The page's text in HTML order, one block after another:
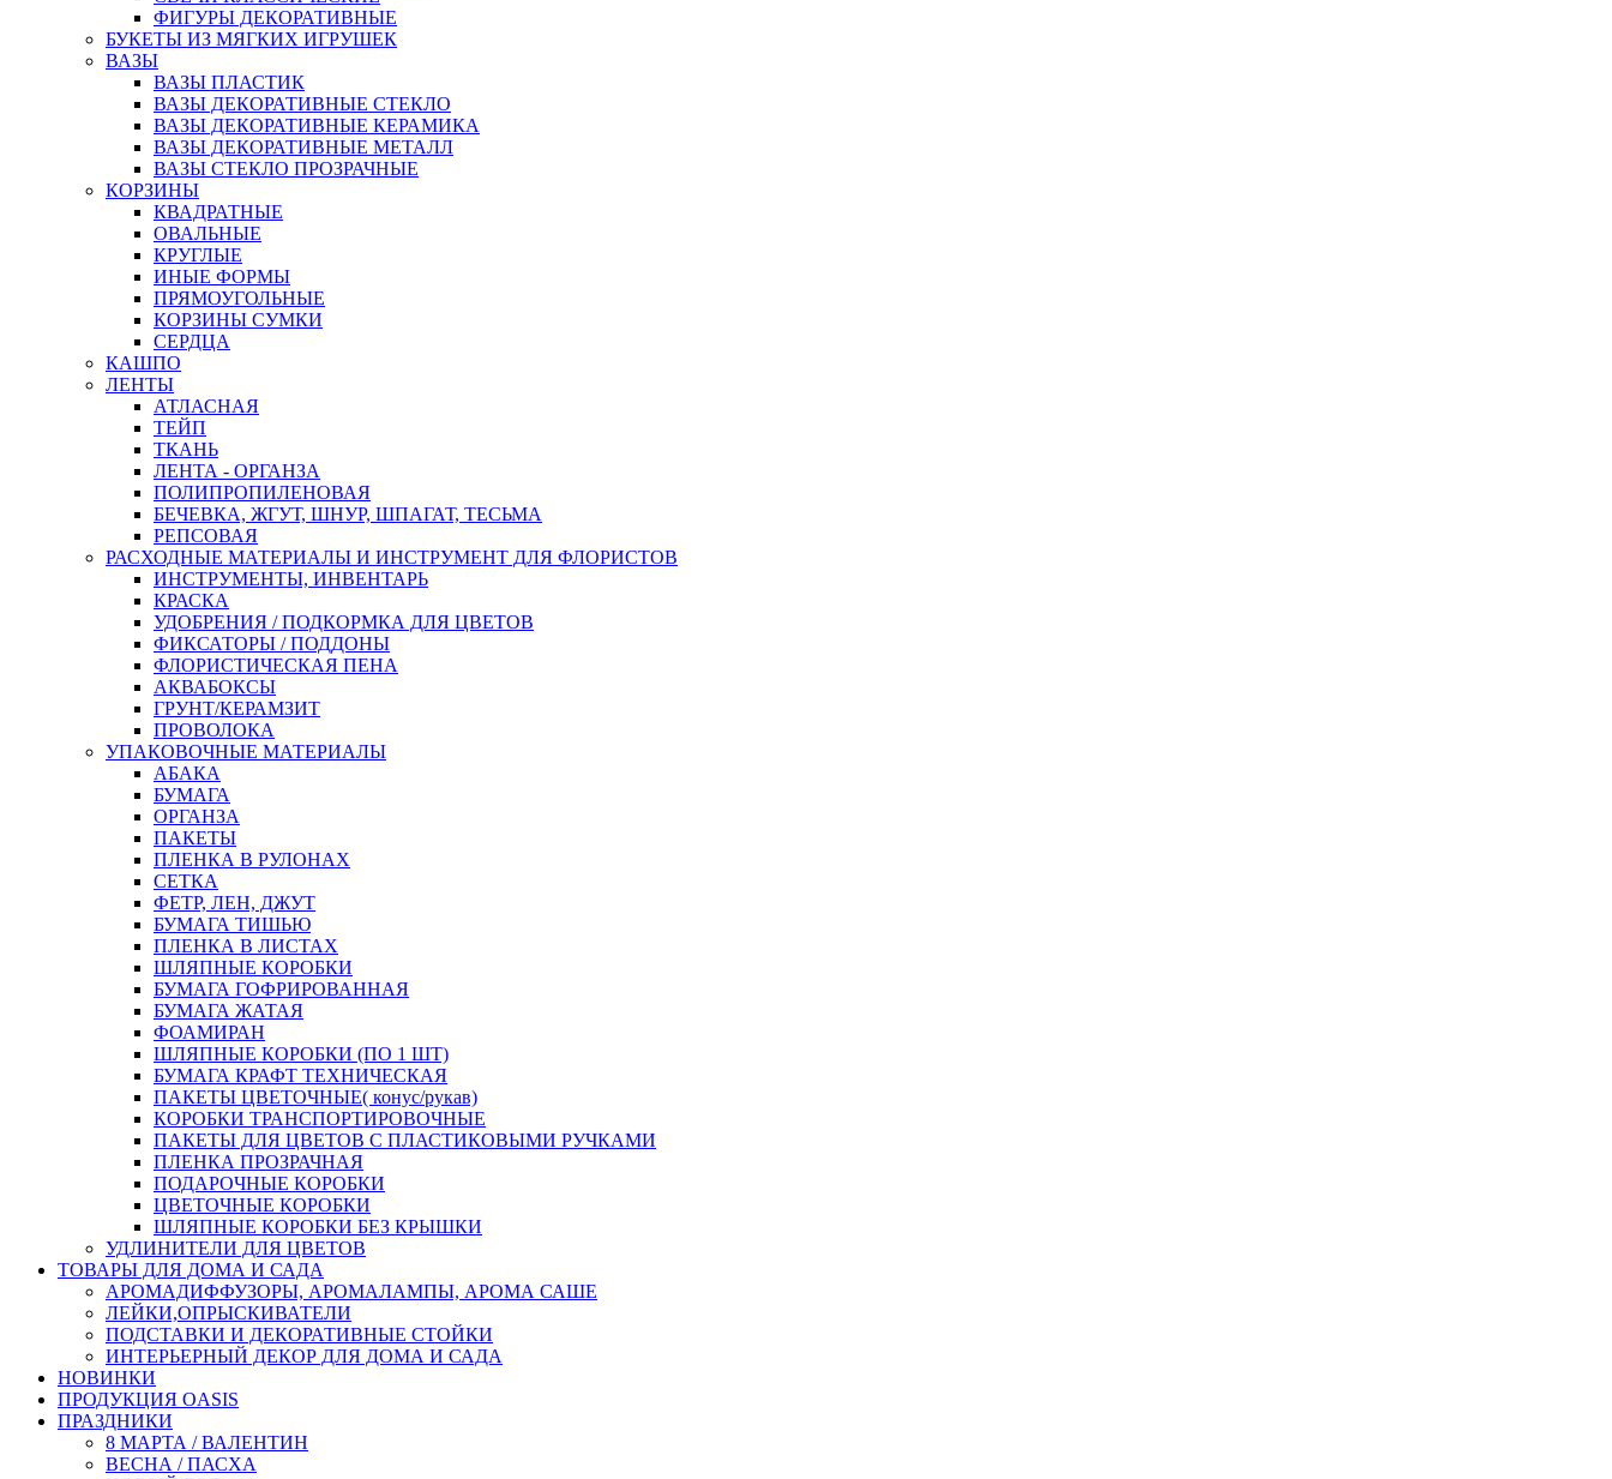
ФИГУРЫ ДЕКОРАТИВНЫЕ
БУКЕТЫ ИЗ МЯГКИХ ИГРУШЕК
ВАЗЫ
ВАЗЫ ПЛАСТИК
ВАЗЫ ДЕКОРАТИВНЫЕ СТЕКЛО
ВАЗЫ ДЕКОРАТИВНЫЕ КЕРАМИКА
ВАЗЫ ДЕКОРАТИВНЫЕ МЕТАЛЛ
ВАЗЫ СТЕКЛО ПРОЗРАЧНЫЕ
КОРЗИНЫ
КВАДРАТНЫЕ
ОВАЛЬНЫЕ
КРУГЛЫЕ
ИНЫЕ ФОРМЫ
ПРЯМОУГОЛЬНЫЕ
КОРЗИНЫ СУМКИ
СЕРДЦА
КАШПО
ЛЕНТЫ
АТЛАСНАЯ
ТЕЙП
ТКАНЬ
ЛЕНТА - ОРГАНЗА
ПОЛИПРОПИЛЕНОВАЯ
БЕЧЕВКА, ЖГУТ, ШНУР, ШПАГАТ, ТЕСЬМА
РЕПСОВАЯ
РАСХОДНЫЕ МАТЕРИАЛЫ И ИНСТРУМЕНТ ДЛЯ ФЛОРИСТОВ
ИНСТРУМЕНТЫ, ИНВЕНТАРЬ
КРАСКА
УДОБРЕНИЯ / ПОДКОРМКА ДЛЯ ЦВЕТОВ
ФИКСАТОРЫ / ПОДДОНЫ
ФЛОРИСТИЧЕСКАЯ ПЕНА
АКВАБОКСЫ
ГРУНТ/КЕРАМЗИТ
ПРОВОЛОКА
УПАКОВОЧНЫЕ МАТЕРИАЛЫ
АБАКА
БУМАГА
ОРГАНЗА
ПАКЕТЫ
ПЛЕНКА В РУЛОНАХ
СЕТКА
ФЕТР, ЛЕН, ДЖУТ
БУМАГА ТИШЬЮ
ПЛЕНКА В ЛИСТАХ
ШЛЯПНЫЕ КОРОБКИ
БУМАГА ГОФРИРОВАННАЯ
БУМАГА ЖАТАЯ
ФОАМИРАН
ШЛЯПНЫЕ КОРОБКИ (ПО 1 ШТ)
БУМАГА КРАФТ ТЕХНИЧЕСКАЯ
ПАКЕТЫ ЦВЕТОЧНЫЕ( конус/рукав)
КОРОБКИ ТРАНСПОРТИРОВОЧНЫЕ
ПАКЕТЫ ДЛЯ ЦВЕТОВ С ПЛАСТИКОВЫМИ РУЧКАМИ
ПЛЕНКА ПРОЗРАЧНАЯ
ПОДАРОЧНЫЕ КОРОБКИ
ЦВЕТОЧНЫЕ КОРОБКИ
ШЛЯПНЫЕ КОРОБКИ БЕЗ КРЫШКИ
УДЛИНИТЕЛИ ДЛЯ ЦВЕТОВ
ТОВАРЫ ДЛЯ ДОМА И САДА
АРОМАДИФФУЗОРЫ, АРОМАЛАМПЫ, АРОМА САШЕ
ЛЕЙКИ,ОПРЫСКИВАТЕЛИ
ПОДСТАВКИ И ДЕКОРАТИВНЫЕ СТОЙКИ
ИНТЕРЬЕРНЫЙ ДЕКОР ДЛЯ ДОМА И САДА
НОВИНКИ
ПРОДУКЦИЯ OASIS
ПРАЗДНИКИ
8 МАРТА / ВАЛЕНТИН
ВЕСНА / ПАСХА